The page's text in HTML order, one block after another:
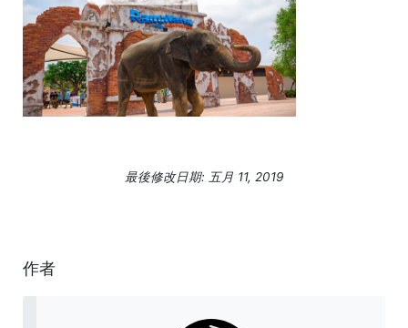
最後修改日期: 五月 11, 2019
作者